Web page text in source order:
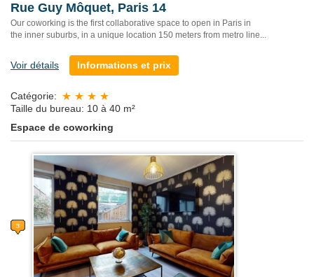
Rue Guy Môquet, Paris 14
Our coworking is the first collaborative space to open in Paris in
the inner suburbs, in a unique location 150 meters from metro line...
Voir détails Informations et prix
Catégorie:
Taille du bureau: 10 à 40 m²
Espace de coworking